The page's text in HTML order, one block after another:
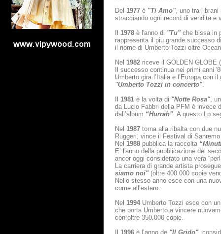
Del 1977 è "Ti Amo", uno tra i
stracciando ogni record di vendita e
1978 è l'anno di "Tu" che bissa in
rappresenta il piu grande successo
il nome di Umberto Tozzi oltre
Nel 1982 riceve il GOLDEN GLOBE
Il successo continua nei primi anni
Umberto gira l’Italia e l’Europa
"Umberto Tozzi in concerto".
1981 è la volta di "Notte Rosa",
da Lucio Fabbri della PFM è invece
dall’album “Hurrah”. A questo Lp
Nel 1987 torna alla ribalta con due
Ruggeri, vince il Festival di
Nel 1988 pubblica la raccolta
E’ l'anno della pubblicazione del
ancor oggi considerato una vera
La carriera di grande artista
siamo noi" (oltre 400.000 copie
Nello stesso anno esce con una
come all’estero.
Nel 1994 Umberto Tozzi esce con
che porta Umberto a vincere
con oltre 350.000 copie.
1996 è l’anno de "Il Grido" ,